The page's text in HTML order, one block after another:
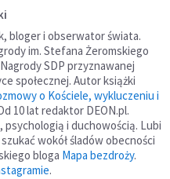
bloger i obserwator świata.
im. Stefana Żeromskiego
SDP przyznawanej
społecznej. Autor książki
o Kościele, wykluczeniu i
10 lat redaktor DEON.pl.
i duchowością. Lubi
wokół śladów obecności
bloga Mapa bezdroży.
.